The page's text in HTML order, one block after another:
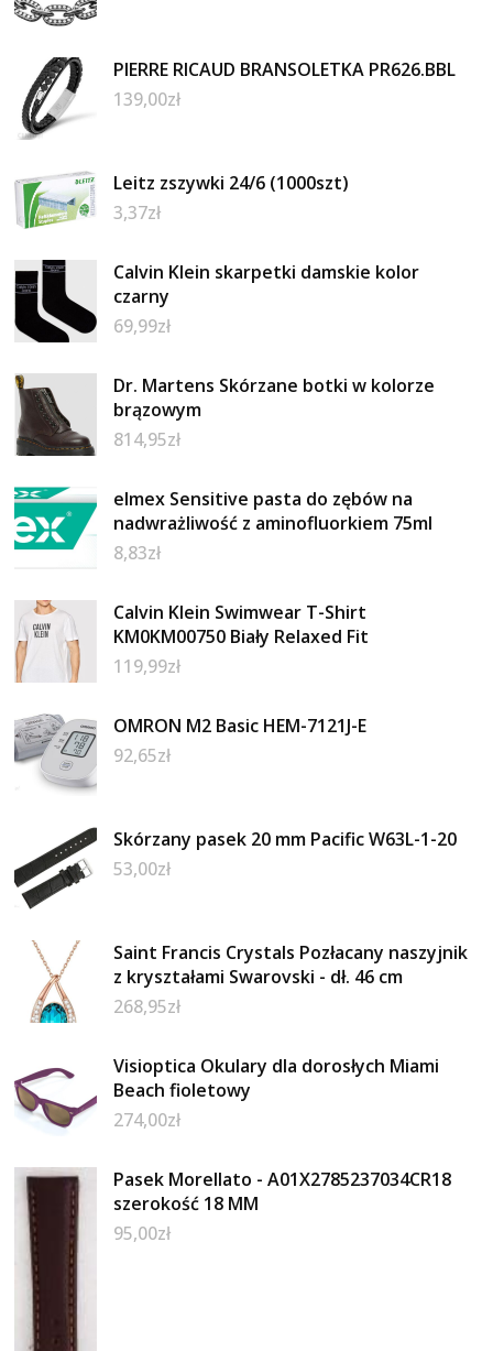
PIERRE RICAUD BRANSOLETKA PR626.BBL
139,00zł
Leitz zszywki 24/6 (1000szt)
3,37zł
Calvin Klein skarpetki damskie kolor
czarny
69,99zł
Dr. Martens Skórzane botki w kolorze
brązowym
814,95zł
elmex Sensitive pasta do zębów na
nadwrażliwość z aminofluorkiem 75ml
8,83zł
Calvin Klein Swimwear T-Shirt
KM0KM00750 Biały Relaxed Fit
119,99zł
OMRON M2 Basic HEM-7121J-E
92,65zł
Skórzany pasek 20 mm Pacific W63L-1-20
53,00zł
Saint Francis Crystals Pozłacany naszyjnik
z kryształami Swarovski - dł. 46 cm
268,95zł
Visioptica Okulary dla dorosłych Miami
Beach fioletowy
274,00zł
Pasek Morellato - A01X2785237034CR18
szerokość 18 MM
95,00zł